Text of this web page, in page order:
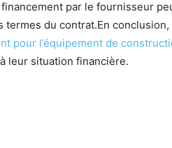
par le fournisseur
termes du contrat.En
pour l’équipement de
leur situation financière.